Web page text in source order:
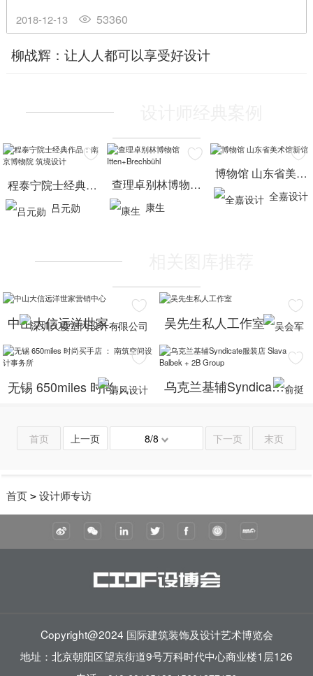
柳战辉：让人人都可以享受好设计
 53360
2018-12-13
程泰宁院士经典作品：南京博物院 筑境设计
吕元勋

查理卓别林博物馆 Itten+Brechbühl
康生

博物馆 山东省美术馆新馆
全嘉设计

中山大信远洋世家营销中心

吴先生私人工作室

无锡 650miles 时尚买手店 ： 南筑空间设计事务所

乌克兰基辅Syndicate服装店 Slava Balbek + 2B Group

首页 上一页 8/8 下一页 末页
首页 > 设计师专访
Copyright@2024 国际建筑装饰及设计艺术博览会
地址：北京朝阳区望京街道9号万科时代中心商业楼1层126